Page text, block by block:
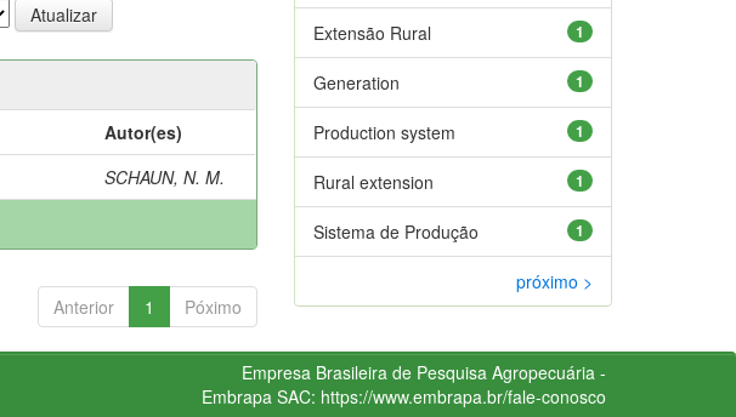
Autor(es)
SCHAUN, N. M.
Anterior 1 Póximo
1
Extensão Rural
1
Generation
1
Production system
1
Rural extension
1
Sistema de Produção
próximo >
Empresa Brasileira de Pesquisa Agropecuária -
Embrapa SAC: https://www.embrapa.br/fale-conosco